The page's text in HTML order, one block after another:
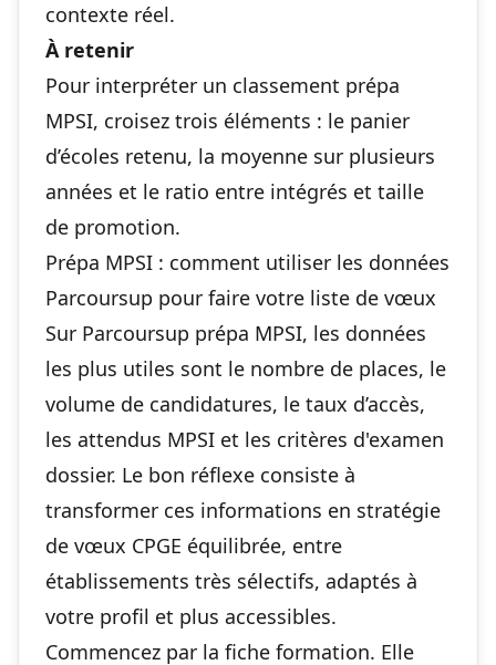
contexte réel.
À retenir
Pour interpréter un classement prépa
MPSI, croisez trois éléments : le panier
d’écoles retenu, la moyenne sur plusieurs
années et le ratio entre intégrés et taille
de promotion.
Prépa MPSI : comment utiliser les données
Parcoursup pour faire votre liste de vœux
Sur Parcoursup prépa MPSI, les données
les plus utiles sont le nombre de places, le
volume de candidatures, le taux d’accès,
les attendus MPSI et les critères d'examen
dossier. Le bon réflexe consiste à
transformer ces informations en stratégie
de vœux CPGE équilibrée, entre
établissements très sélectifs, adaptés à
votre profil et plus accessibles.
Commencez par la fiche formation. Elle